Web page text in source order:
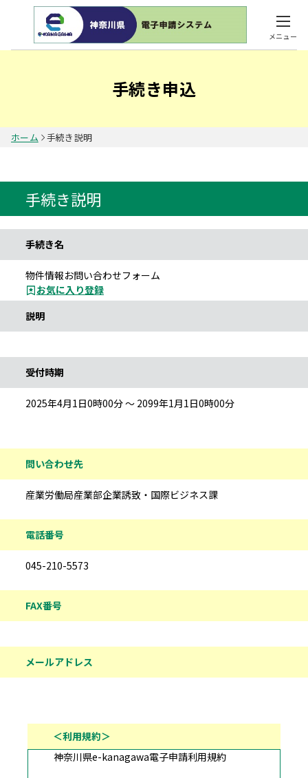
メニュー
手続き申込
ホーム 手続き説明
手続き説明
手続き名
物件情報お問い合わせフォーム
お気に入り登録
説明
受付時期
2025年4月1日0時00分 ～ 2099年1月1日0時00分
問い合わせ先
産業労働局産業部企業誘致・国際ビジネス課
電話番号
045-210-5573
FAX番号
メールアドレス
＜利用規約＞
神奈川県e-kanagawa電子申請利用規約